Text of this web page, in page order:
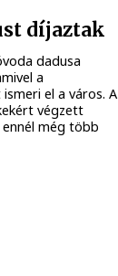
díjaztak
dadusa
a
el a város. A
végzett
még több